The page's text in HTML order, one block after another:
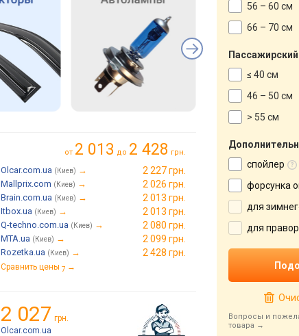
от 2 013 до 2 428 грн.
Olcar.com.ua (Киев) → 2 227 грн.
Mallprix.com (Киев) → 2 026 грн.
Brain.com.ua (Киев) → 2 013 грн.
Itbox.ua (Киев) → 2 013 грн.
Q-techno.com.ua (Киев) → 2 080 грн.
MTA.ua (Киев) → 2 099 грн.
Rozetka.ua (Киев) → 2 428 грн.
Сравнить цены 7 →
2 027 грн.
Olcar.com.ua
56 – 60 см
66 – 70 см
≤ 40 см
46 – 50 см
> 55 см
спойлер
форсунка
для
для
Вопросы и
товара